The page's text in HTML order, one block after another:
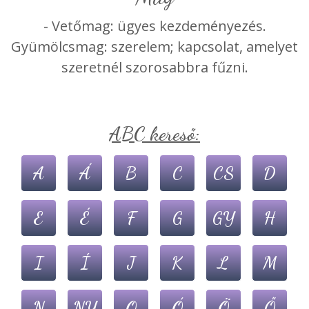
- Vetőmag: ügyes kezdeményezés.
Gyümölcsmag: szerelem; kapcsolat, amelyet
szeretnél szorosabbra fűzni.
ABC kereső:
A Á B C CS D
E É F G GY H
I Í J K L M